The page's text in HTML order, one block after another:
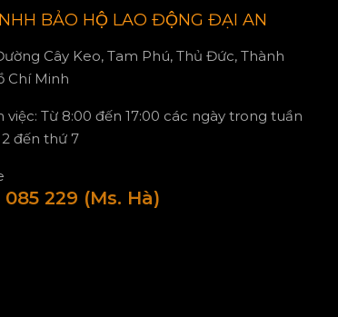
BẢO HỘ LAO ĐỘNG ĐẠI AN
Cây Keo, Tam Phú, Thủ Đức, Thành
Chí Minh
việc: Từ 8:00 đến 17:00 các ngày trong tuần
đến thứ 7
229 (Ms. Hà)